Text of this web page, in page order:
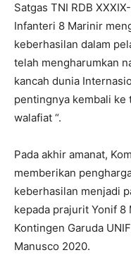
Satgas TNI RDB
Infanteri 8 Marinir
keberhasilan dalam
telah mengharumkan
kancah dunia
pentingnya kembali ke
walafiat “.
Pada akhir amanat,
memberikan
keberhasilan menjadi
kepada prajurit Yonif 8
Kontingen Garuda
Manusco 2020.